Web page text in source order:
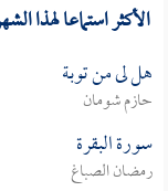
الأكثر استماعا لهذا
هل لى من توبة
حازم شومان
سورة البقرة
رمضان الصباغ